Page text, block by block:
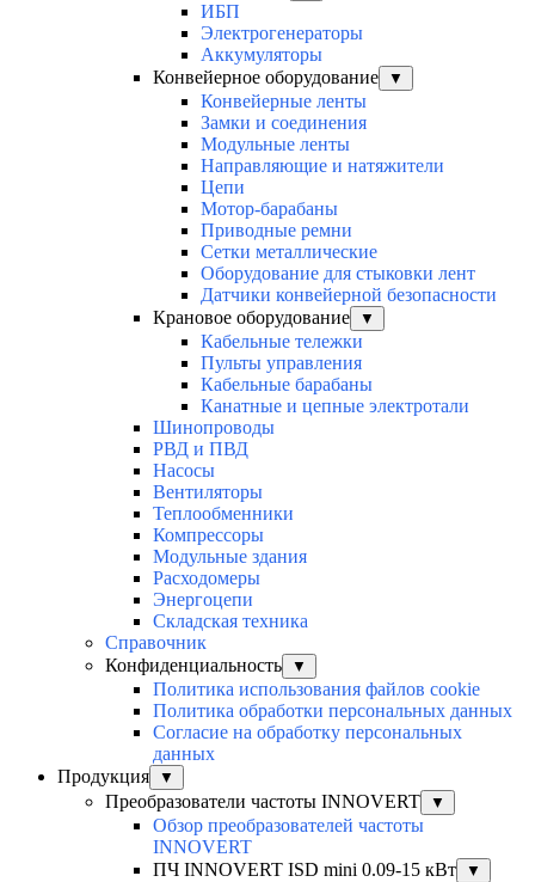
ИБП
Электрогенераторы
Аккумуляторы
Конвейерное оборудование
▼
Конвейерные ленты
Замки и соединения
Модульные ленты
Направляющие и натяжители
Цепи
Мотор-барабаны
Приводные ремни
Сетки металлические
Оборудование для стыковки лент
Датчики конвейерной безопасности
Крановое оборудование
▼
Кабельные тележки
Пульты управления
Кабельные барабаны
Канатные и цепные электротали
Шинопроводы
РВД и ПВД
Насосы
Вентиляторы
Теплообменники
Компрессоры
Модульные здания
Расходомеры
Энергоцепи
Складская техника
Справочник
Конфиденциальность
▼
Политика использования файлов cookie
Политика обработки персональных данных
Согласие на обработку персональных
данных
Продукция
▼
Преобразователи частоты INNOVERT ▼
Обзор преобразователей частоты
INNOVERT
ПЧ INNOVERT ISD mini 0.09-15 кВт
▼